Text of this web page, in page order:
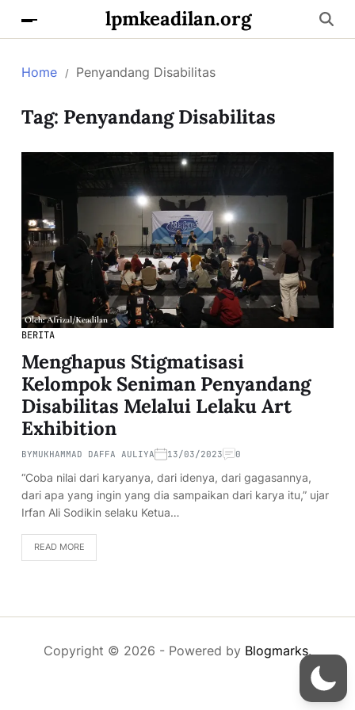
lpmkeadilan.org
Home Penyandang Disabilitas
Tag: Penyandang Disabilitas
BERITA
Menghapus Stigmatisasi
Kelompok Seniman Penyandang
Disabilitas Melalui Lelaku Art
Exhibition
BYMUKHAMMAD DAFFA AULIYA 13/03/2023 0
“Coba nilai dari karyanya, dari idenya, dari gagasannya,
dari apa yang ingin yang dia sampaikan dari karya itu,” ujar
Irfan Ali Sodikin selaku Ketua…
READ MORE
Copyright © 2026 - Powered by Blogmarks.